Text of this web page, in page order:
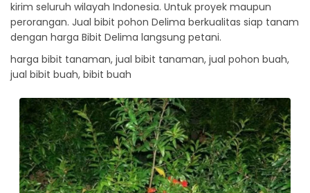
kirim seluruh wilayah Indonesia. Untuk proyek maupun
perorangan. Jual bibit pohon Delima berkualitas siap tanam
dengan harga Bibit Delima langsung petani.
harga bibit tanaman, jual bibit tanaman, jual pohon buah,
jual bibit buah, bibit buah